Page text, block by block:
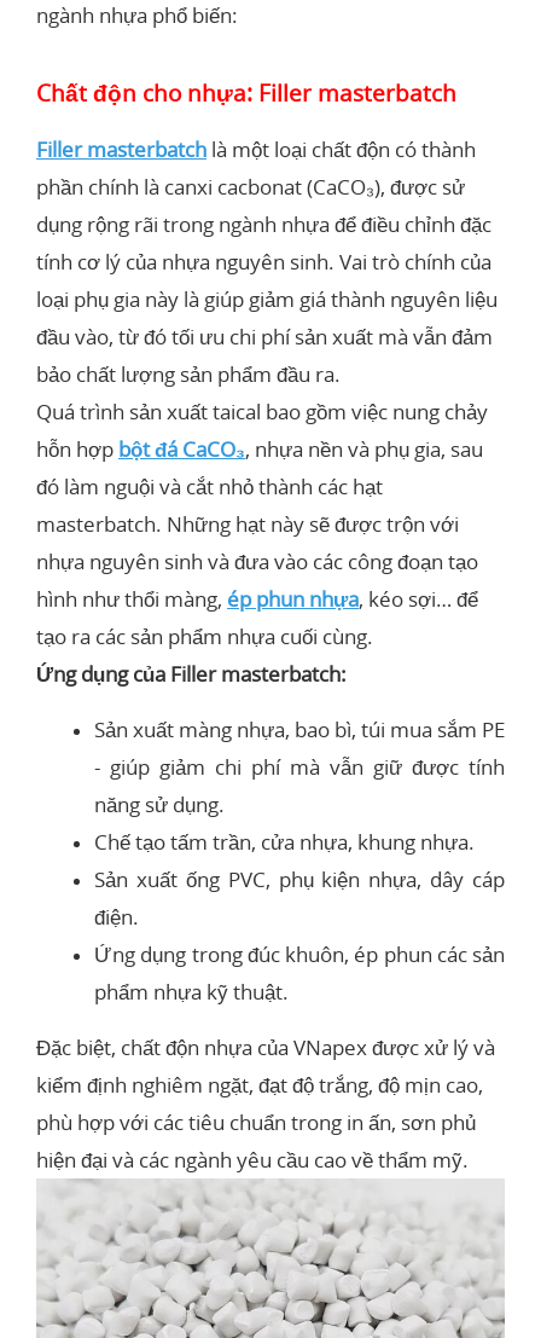
ngành nhựa phổ biến:
Chất độn cho nhựa: Filler masterbatch
Filler masterbatch là một loại chất độn có thành
phần chính là canxi cacbonat (CaCO₃), được sử
dụng rộng rãi trong ngành nhựa để điều chỉnh đặc
tính cơ lý của nhựa nguyên sinh. Vai trò chính của
loại phụ gia này là giúp giảm giá thành nguyên liệu
đầu vào, từ đó tối ưu chi phí sản xuất mà vẫn đảm
bảo chất lượng sản phẩm đầu ra.
Quá trình sản xuất taical bao gồm việc nung chảy
hỗn hợp bột đá CaCO₃, nhựa nền và phụ gia, sau
đó làm nguội và cắt nhỏ thành các hạt
masterbatch. Những hạt này sẽ được trộn với
nhựa nguyên sinh và đưa vào các công đoạn tạo
hình như thổi màng, ép phun nhựa, kéo sợi… để
tạo ra các sản phẩm nhựa cuối cùng.
Ứng dụng của Filler masterbatch:
Sản xuất màng nhựa, bao bì, túi mua sắm PE
- giúp giảm chi phí mà vẫn giữ được tính
năng sử dụng.
Chế tạo tấm trần, cửa nhựa, khung nhựa.
Sản xuất ống PVC, phụ kiện nhựa, dây cáp
điện.
Ứng dụng trong đúc khuôn, ép phun các sản
phẩm nhựa kỹ thuật.
Đặc biệt, chất độn nhựa của VNapex được xử lý và
kiểm định nghiêm ngặt, đạt độ trắng, độ mịn cao,
phù hợp với các tiêu chuẩn trong in ấn, sơn phủ
hiện đại và các ngành yêu cầu cao về thẩm mỹ.